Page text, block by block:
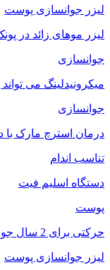
لیزر جوانسازی پوست
لیزر موهای زائد در
جوانسازی
میکرونیدلینگ می
جوانسازی
درمان استرچ مارک
تناسب اندام
دستگاه اسلیم فیت
پوست
حرکتی برای 2 سال جوان تر شدن صورت , یوگای صورت
لیزر جوانسازی پوست